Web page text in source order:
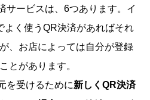
サービスは、6つあります。イ
よく使うQR決済があればそれ
、お店によっては自分が登録
とがあります。
を受けるために新しくQR決済